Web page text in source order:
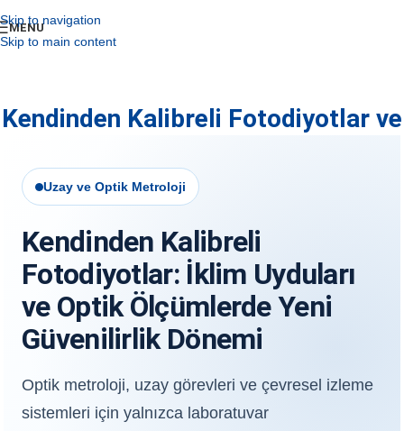
Skip to navigation
Skip to main content
MENU
Kendinden Kalibreli Fotodiyotlar ve
Uzay ve Optik Metroloji
Kendinden Kalibreli
Fotodiyotlar: İklim Uyduları
ve Optik Ölçümlerde Yeni
Güvenilirlik Dönemi
Optik metroloji, uzay görevleri ve çevresel izleme
sistemleri için yalnızca laboratuvar